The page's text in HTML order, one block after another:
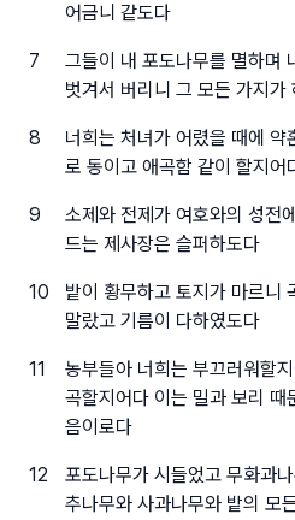
어금니 같도다
7
그들이 내 포도나무를 멸하며
벗겨서 버리니 그 모든 가지가
8
너희는 처녀가 어렸을 때에 약
로 동이고 애곡함 같이 할지어
9
소제와 전제가 여호와의 성전
드는 제사장은 슬퍼하도다
10
밭이 황무하고 토지가 마르니
말랐고 기름이 다하였도다
11
농부들아 너희는 부끄러워할
곡할지어다 이는 밀과 보리 때
음이로다
12
포도나무가 시들었고 무화과
추나무와 사과나무와 밭의 모